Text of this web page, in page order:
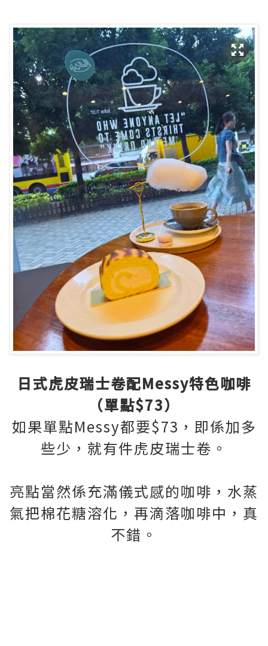
日式虎皮瑞士卷配Messy特色咖啡
（單點$73）
如果單點Messy都要$73，即係加多
些少，就有件虎皮瑞士卷。
亮點當然係充滿儀式感的咖啡，水蒸
氣把棉花糖溶化，再滴落咖啡中，真
不錯。